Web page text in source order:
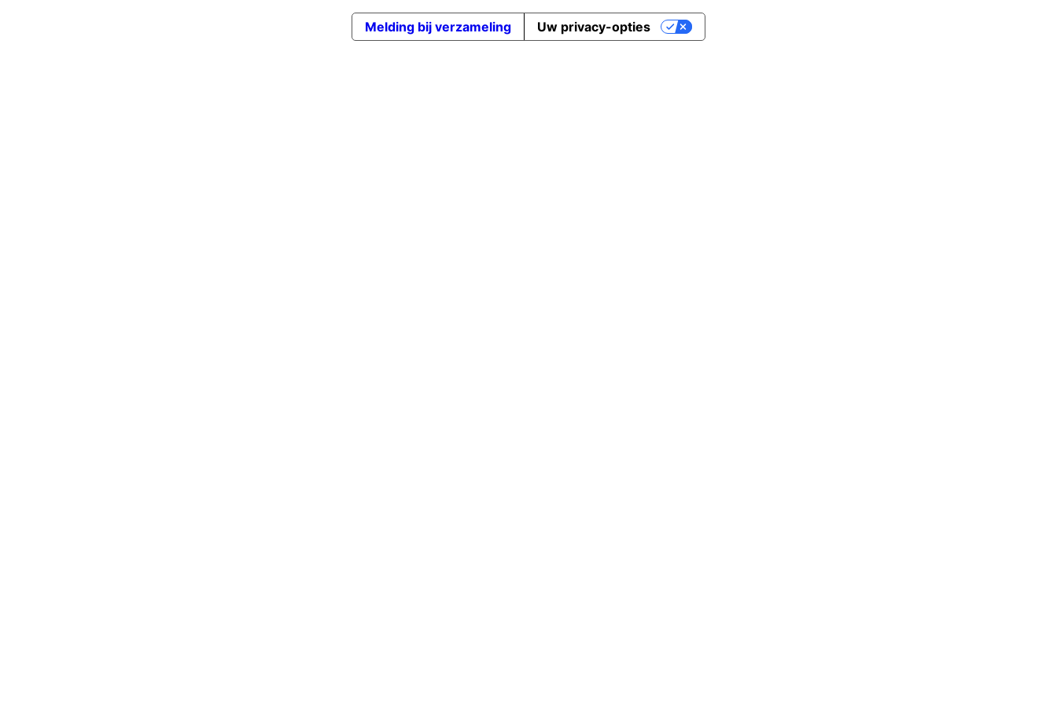
Melding bij verzameling Uw privacy-opties